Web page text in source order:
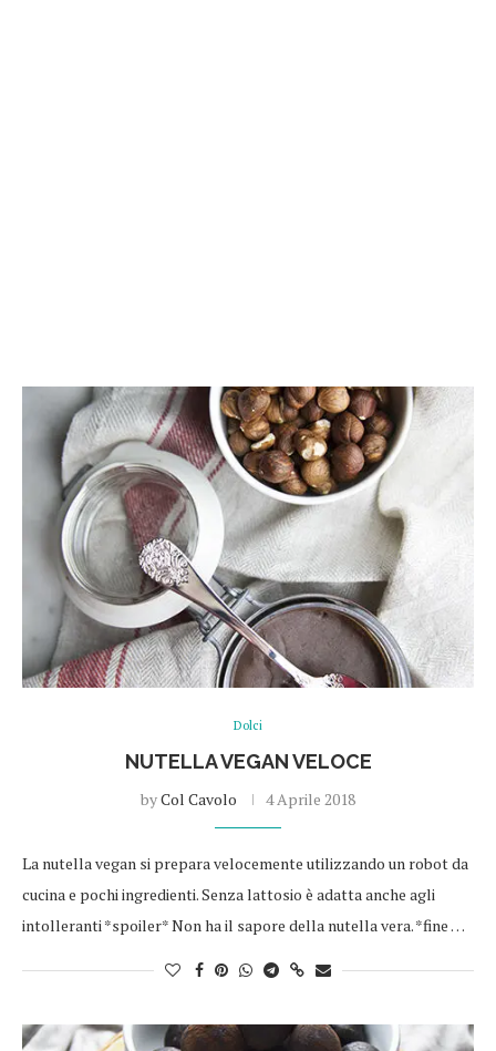
Dolci
NUTELLA VEGAN VELOCE
byCol Cavolo 4 Aprile 2018
La nutella vegan si prepara velocemente utilizzando un robot da
cucina e pochi ingredienti. Senza lattosio è adatta anche agli
intolleranti *spoiler* Non ha il sapore della nutella vera. *fine …